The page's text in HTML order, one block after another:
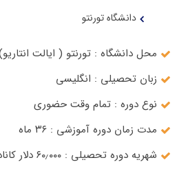
دانشگاه تورنتو
محل دانشگاه : تورنتو ( ایالت
زبان تحصیلی : انگلیسی
نوع دوره : تمام وقت حضوری
مدت زمان دوره آموزشی : ۳۶ ماه
شهریه دوره تحصیلی : ۶۰٫۰۰۰ دلار کانادا